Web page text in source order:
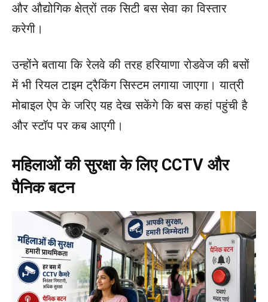
और औद्योगिक क्षेत्रों तक सिटी बस सेवा का विस्तार
करेगी।
उन्होंने बताया कि रेलवे की तरह हरियाणा रोडवेज की बसों
में भी रियल टाइम ट्रैकिंग सिस्टम लगाया जाएगा। यात्री
मोबाइल ऐप के जरिए यह देख सकेंगे कि बस कहां पहुंची है
और स्टॉप पर कब आएगी।
महिलाओं की सुरक्षा के लिए CCTV और
पैनिक बटन